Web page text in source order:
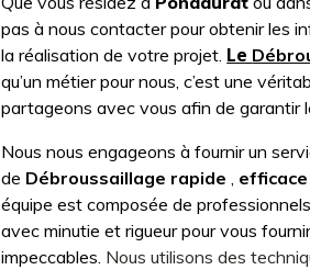
pas à nous contacter pour obtenir les
la réalisation de votre projet. Le
qu’un métier pour nous, c’est une
partageons avec vous afin de garantir
Nous nous engageons à fournir un
de Débroussaillage rapide
équipe est composée de
avec minutie et rigueur pour vous
impeccables. Nous utilisons des